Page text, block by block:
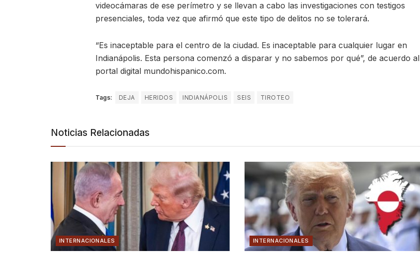
videocámaras de ese perímetro y se llevan a cabo las investigaciones con testigos
presenciales, toda vez que afirmó que este tipo de delitos no se tolerará.
“Es inaceptable para el centro de la ciudad. Es inaceptable para cualquier lugar en
Indianápolis. Esta persona comenzó a disparar y no sabemos por qué”, de acuerdo al
portal digital mundohispanico.com.
Tags: DEJA HERIDOS INDIANÁPOLIS SEIS TIROTEO
Noticias Relacionadas
INTERNACIONALES INTERNACIONALES